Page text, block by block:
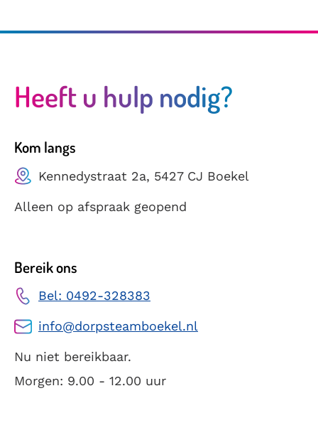
Heeft u hulp nodig?
Kom langs
Kennedystraat 2a, 5427 CJ Boekel
Alleen op afspraak geopend
Bereik ons
Bel: 0492-328383
info@dorpsteamboekel.nl
Nu niet bereikbaar.
Morgen: 9.00 - 12.00 uur